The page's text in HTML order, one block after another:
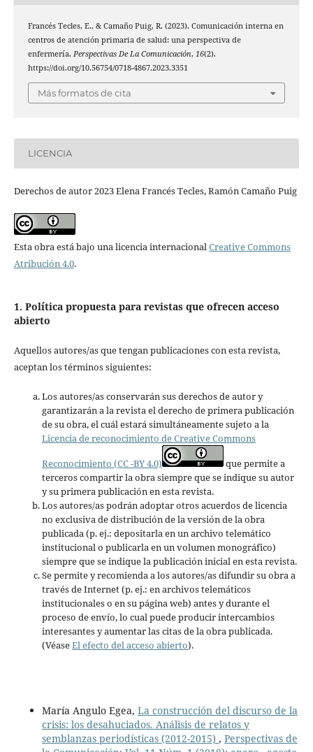
Francés Tecles, E., & Camaño Puig, R. (2023). Comunicación interna en
centros de atención primaria de salud: una perspectiva de
enfermería. Perspectivas De La Comunicación, 16(2).
https://doi.org/10.56754/0718-4867.2023.3351
Más formatos de cita
LICENCIA
Derechos de autor 2023 Elena Francés Tecles, Ramón Camaño Puig
Esta obra está bajo una licencia internacionalCreative Commons
Atribución 4.0.
1. Política propuesta para revistas que ofrecen acceso
abierto
Aquellos autores/as que tengan publicaciones con esta revista,
aceptan los términos siguientes:
Los autores/as conservarán sus derechos de autor y
garantizarán a la revista el derecho de primera publicación
de su obra, el cuál estará simultáneamente sujeto a la
Licencia de reconocimiento de Creative Commons
Reconocimiento (CC -BY 4.0)
que permite a
terceros compartir la obra siempre que se indique su autor
y su primera publicación en esta revista.
Los autores/as podrán adoptar otros acuerdos de licencia
no exclusiva de distribución de la versión de la obra
publicada (p. ej.: depositarla en un archivo telemático
institucional o publicarla en un volumen monográfico)
siempre que se indique la publicación inicial en esta revista.
Se permite y recomienda a los autores/as difundir su obra a
través de Internet (p. ej.: en archivos telemáticos
institucionales o en su página web) antes y durante el
proceso de envío, lo cual puede producir intercambios
interesantes y aumentar las citas de la obra publicada.
(VéaseEl efecto del acceso abierto).
María Angulo Egea, La construcción del discurso de la
crisis: los desahuciados. Análisis de relatos y
semblanzas periodísticas (2012-2015) , Perspectivas de